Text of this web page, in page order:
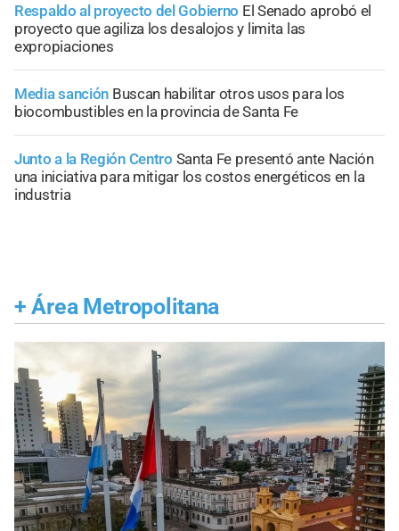
Respaldo al proyecto del Gobierno El Senado aprobó el
proyecto que agiliza los desalojos y limita las
expropiaciones
Media sanción Buscan habilitar otros usos para los
biocombustibles en la provincia de Santa Fe
Junto a la Región Centro Santa Fe presentó ante Nación
una iniciativa para mitigar los costos energéticos en la
industria
+ Área Metropolitana